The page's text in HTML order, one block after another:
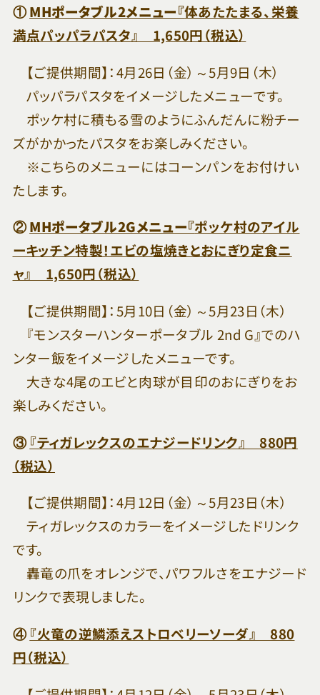
①MHポータブル2メニュー『体あたたまる、栄養
満点パッパラパスタ』 1,650円（税込）
【ご提供期間】：4月26日（金）～5月9日（木）
パッパラパスタをイメージしたメニューです。
ポッケ村に積もる雪のようにふんだんに粉チー
ズがかかったパスタをお楽しみください。
※こちらのメニューにはコーンパンをお付けい
たします。
②MHポータブル2Gメニュー『ポッケ村のアイル
ーキッチン特製！エビの塩焼きとおにぎり定食ニ
ャ』 1,650円（税込）
【ご提供期間】：5月10日（金）～5月23日（木）
『モンスターハンターポータブル 2nd G』でのハ
ンター飯をイメージしたメニューです。
大きな4尾のエビと肉球が目印のおにぎりをお
楽しみください。
③『ティガレックスのエナジードリンク』 880円
（税込）
【ご提供期間】：4月12日（金）～5月23日（木）
ティガレックスのカラーをイメージしたドリンク
です。
轟竜の爪をオレンジで、パワフルさをエナジード
リンクで表現しました。
④『火竜の逆鱗添えストロベリーソーダ』 880
円（税込）